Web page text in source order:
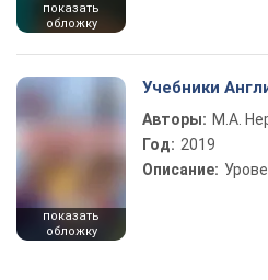
показать
обложку
показать
обложку
Учебники
Авторы: М.А.
Год: 2019
Описание: